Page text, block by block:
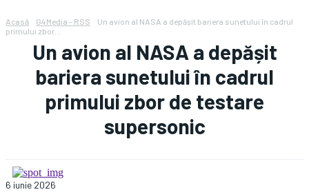
Acasă G4Media - RSS
Un avion al NASA a depășit bariera sunetului în cadrul
primului zbor...
Un avion al NASA a depășit
bariera sunetului în cadrul
primului zbor de testare
supersonic
6 iunie 2026